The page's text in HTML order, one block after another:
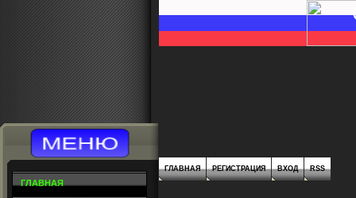
ГЛАВНАЯ
ГЛАВНАЯ РЕГИСТРАЦИЯ ВХОД RSS